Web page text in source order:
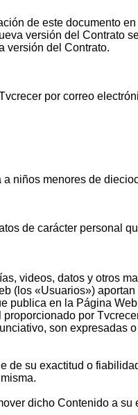
de este documento
versión del Contrato
versión del Contrato.
por correo
niños menores de
de carácter personal
videos, datos y otros
(los «Usuarios»)
publica en la Página
por
son expresadas
su exactitud o
dicho Contenido a